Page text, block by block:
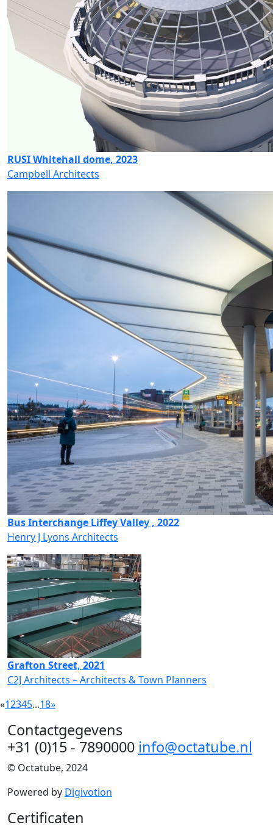
RUSI Whitehall dome, 2023
Campbell Architects
Bus Interchange Liffey Valley , 2022
Henry J Lyons Architects
Grafton Street, 2021
C2J Architects – Architects & Town Planners
«12345...18»
Contactgegevens
+31 (0)15 - 7890000 info@octatube.nl
© Octatube, 2024
Powered by Digivotion
Certificaten